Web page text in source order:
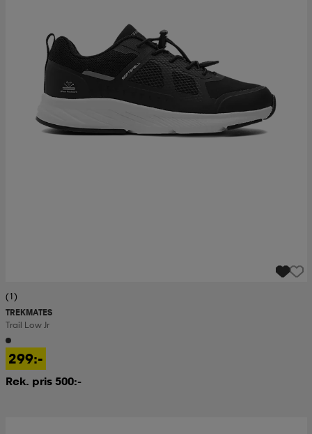
(1)
TREKMATES
Trail Low Jr
299:-
Rek. pris 500:-